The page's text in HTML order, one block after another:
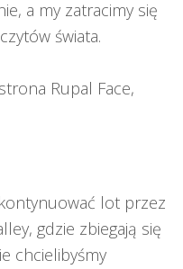
a my zatracimy się
świata.
Rupal Face,
lot przez
gdzie zbiegają się
chcielibyśmy